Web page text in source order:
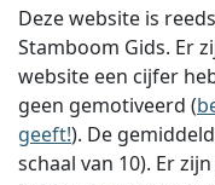
Deze website is reeds
Stamboom Gids. Er
website een cijfer
geen gemotiveerd (
geeft!). De
schaal van 10). Er zijn